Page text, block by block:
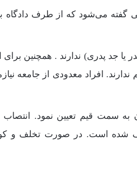
می‌شود که از طرف دادگاه
جد پدری) ندارند . همچنین برای
افراد معدودی از جامعه
سمت قیم تعیین نمود.
شده است. در صورت تخلف و